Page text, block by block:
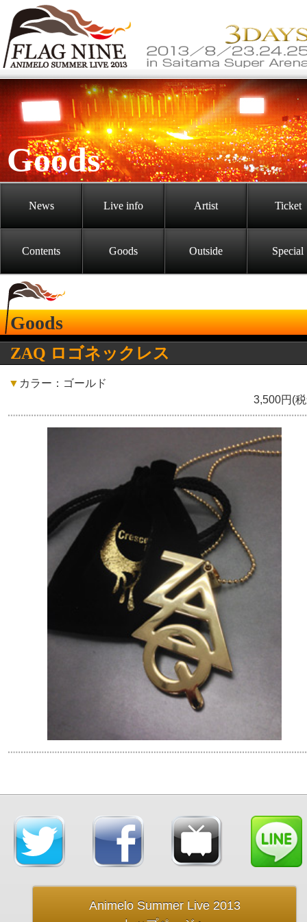
Goods
News Live info Artist Ticket
Contents Goods Outside Special
Goods
ZAQ ロゴネックレス
▼ カラー：ゴールド
3,500円(
Animelo Summer Live 2013